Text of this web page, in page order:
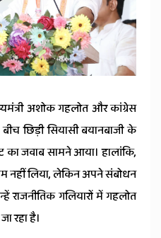
अशोक गहलोत और कांग्रेस
छिड़ी सियासी बयानबाजी के
का जवाब सामने आया। हालांकि,
नहीं लिया, लेकिन अपने संबोधन
राजनीतिक गलियारों में गहलोत
रहा है।